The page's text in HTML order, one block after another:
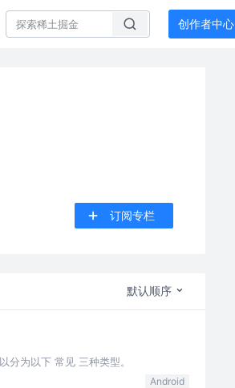
创作者中心
订阅专栏
默认顺序
为以下 常见 三种类型。
Android